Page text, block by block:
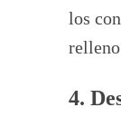
los
4.